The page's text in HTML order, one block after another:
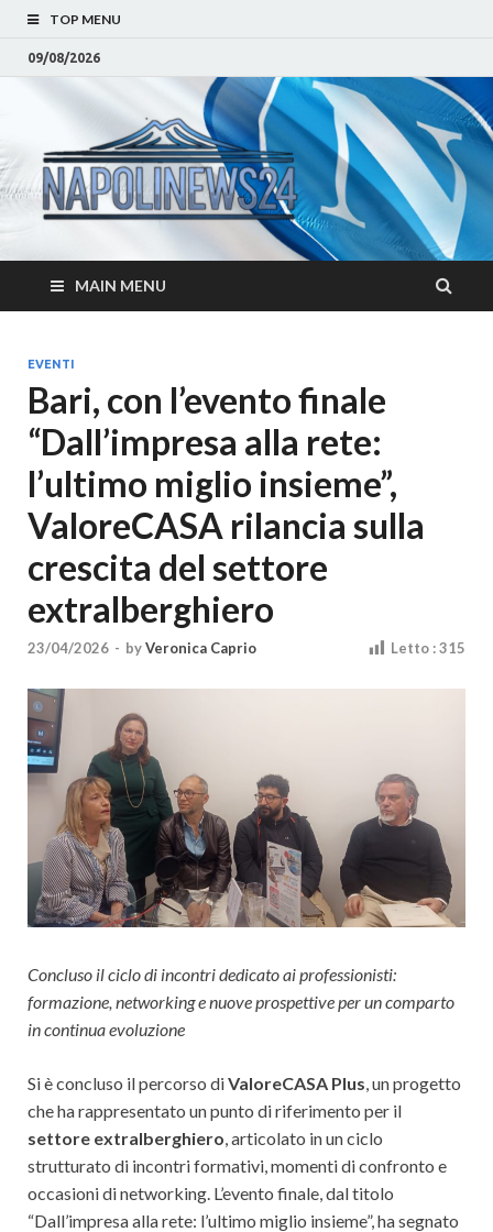
TOP MENU
09/08/2026
–
Napoli
Moda e
Cultura
Notizie sulla citta di
Napoli e Campania
Eventi, Sport
MAIN MENU
EVENTI
Bari, con l’evento finale
“Dall’impresa alla rete:
l’ultimo miglio insieme”,
ValoreCASA rilancia sulla
crescita del settore
extralberghiero
23/04/2026 - byVeronica Caprio Letto :315
Concluso il ciclo di incontri dedicato ai professionisti:
formazione, networking e nuove prospettive per un comparto
in continua evoluzione
Si è concluso il percorso diValoreCASA Plus, un progetto
che ha rappresentato un punto di riferimento per il
settore extralberghiero, articolato in un ciclo
strutturato di incontri formativi, momenti di confronto e
occasioni di networking. L’evento finale, dal titolo
“Dall’impresa alla rete: l’ultimo miglio insieme”, ha segnato